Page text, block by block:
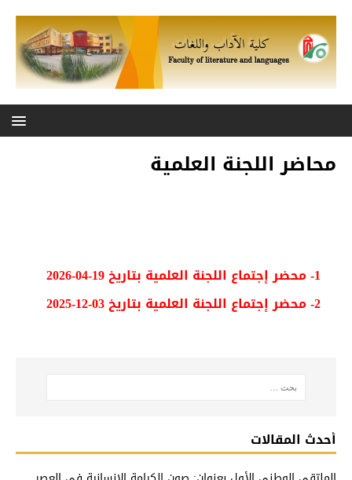
محاضر اللجنة العلمية
1- محضر إجتماع اللجنة العلمية بتاريخ 19-04-2026
2- محضر إجتماع اللجنة العلمية بتاريخ 03-12-2025​
أحدث المقالات